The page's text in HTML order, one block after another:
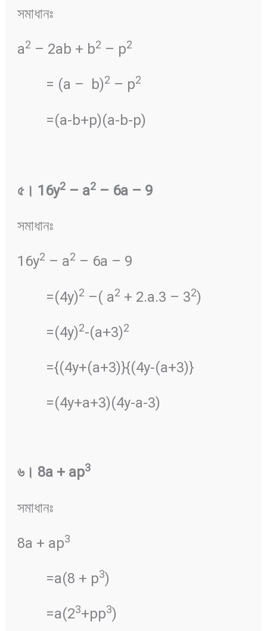
সমাধানঃ
a2 – 2ab + b2 – p2
= (a – b)2 – p2
=(a-b+p)(a-b-p)
৫। 16y2– a2– 6a – 9
সমাধানঃ
16y2 – a2 – 6a – 9
=(4y)2 –( a2 + 2.a.3 – 32)
=(4y)2-(a+3)2
={(4y+(a+3)}{(4y-(a+3)}
=(4y+a+3)(4y-a-3)
৬। 8a + ap3
সমাধানঃ
8a + ap3
=a(8 + p3)
=a(23+pp3)